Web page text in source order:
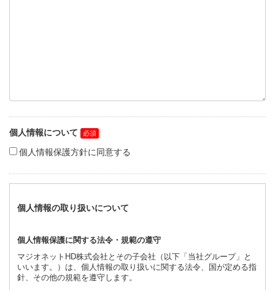
個人情報について
個人情報保護方針に同意する
個人情報の取り扱いについて
個人情報保護に関する法令・規範の遵守
マジオネットHD株式会社とその子会社（以下「当社グループ」と
いいます。）は、個人情報の取り扱いに関する法令、国が定める指
針、その他の規範を遵守します。